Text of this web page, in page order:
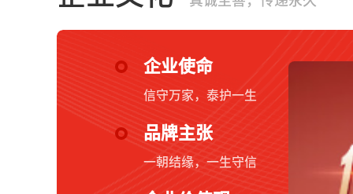
企业使命
信守万家，泰护一生
品牌主张
一朝结缘，一生守信